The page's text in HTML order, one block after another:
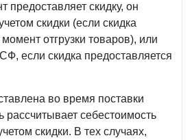
предоставляет скидку, он
скидки (если скидка
отгрузки товаров), или
если скидка предоставляется
во время поставки
рассчитывает себестоимость
скидки. В тех случаях,